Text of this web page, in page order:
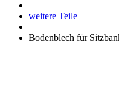
weitere Teile
Bodenblech für